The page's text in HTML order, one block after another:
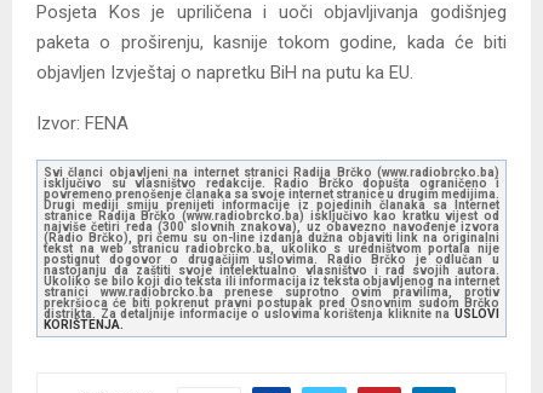
Posjeta Kos je upriličena i uoči objavljivanja godišnjeg
paketa o proširenju, kasnije tokom godine, kada će biti
objavljen Izvještaj o napretku BiH na putu ka EU.
Izvor: FENA
Svi članci objavljeni na internet stranici Radija Brčko (www.radiobrcko.ba)
isključivo su vlasništvo redakcije. Radio Brčko dopušta ograničeno i
povremeno prenošenje članaka sa svoje internet stranice u drugim medijima.
Drugi mediji smiju prenijeti informacije iz pojedinih članaka sa Internet
stranice Radija Brčko (www.radiobrcko.ba) isključivo kao kratku vijest od
najviše četiri reda (300 slovnih znakova), uz obavezno navođenje izvora
(Radio Brčko), pri čemu su on-line izdanja dužna objaviti link na originalni
tekst na web stranicu radiobrcko.ba, ukoliko s uredništvom portala nije
postignut dogovor o drugačijim uslovima. Radio Brčko je odlučan u
nastojanju da zaštiti svoje intelektualno vlasništvo i rad svojih autora.
Ukoliko se bilo koji dio teksta ili informacija iz teksta objavljenog na internet
stranici www.radiobrcko.ba prenese suprotno ovim pravilima, protiv
prekršioca će biti pokrenut pravni postupak pred Osnovnim sudom Brčko
distrikta. Za detaljnije informacije o uslovima korištenja kliknite na USLOVI
KORIŠTENJA.